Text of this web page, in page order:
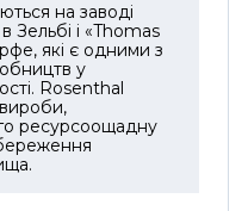
на заводі
Зельбі і «Thomas
які є одними з
у
Rosenthal
ресурсоощадну